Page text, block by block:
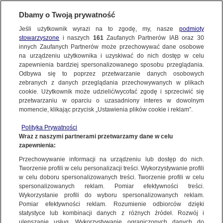
KONTAKT24|NAJNOWSZE
Nieprzytomny lekarz na dyżurze. To leki
16 WRZEŚNIA 2010 17:54
KONTAKT24
Wyślij Materiał
WYŚLIJ MATERIAŁ
NAJNOWSZE
GORĄCE TEMATY
WIĘCEJ
KANAŁY
Dzień dobry!
Jedno konto do wszystkich usług
Dbamy o Twoją prywatność
Jeśli użytkownik wyrazi na to zgodę, my, nasze podmioty
stowarzyszone i naszych 161Zaufanych Partnerów IAB oraz 30
innych Zaufanych Partnerów może przechowywać dane osobowe
na urządzeniu użytkownika i uzyskiwać do nich dostęp w celu
zapewnienia bardziej spersonalizowanego sposobu przeglądania.
Odbywa się to poprzez przetwarzanie danych osobowych
zebranych z danych przeglądania przechowywanych w plikach
cookie. Użytkownik może udzielić/wycofać zgodę i sprzeciwić się
przetwarzaniu w oparciu o uzasadniony interes w dowolnym
momencie, klikając przycisk „Ustawienia plików cookie i reklam”.
Polityka Prywatności
Wraz z naszymi partnerami przetwarzamy dane w celu
zapewnienia:
Przechowywanie informacji na urządzeniu lub dostęp do nich.
Tworzenie profili w celu personalizacji treści. Wykorzystywanie profili
w celu doboru spersonalizowanych treści. Tworzenie profili w celu
spersonalizowanych reklam. Pomiar efektywności treści.
Wykorzystanie profili do wyboru spersonalizowanych reklam.
Pomiar efektywności reklam. Rozumienie odbiorców dzięki
statystyce lub kombinacji danych z różnych źródeł. Rozwój i